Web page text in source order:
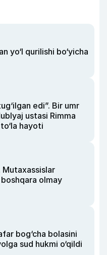
yo‘l qurilishi bo‘yicha
edi”. Bir umr
ustasi Rimma
hayoti
Mutaxassislar
olmay
bog‘cha bolasini
sud hukmi o‘qildi